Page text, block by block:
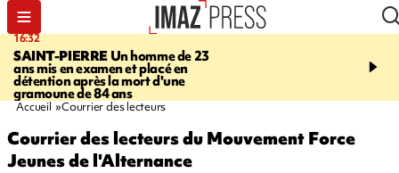
16:32
SAINT-PIERREUn homme de 23
ans mis en examen et placé en
détention après la mort d'une
gramoune de 84 ans
21:08
et Turquie scellent un
Accueil Courrier des lecteurs
Courrier des lecteurs du Mouvement Force
Jeunes de l'Alternance